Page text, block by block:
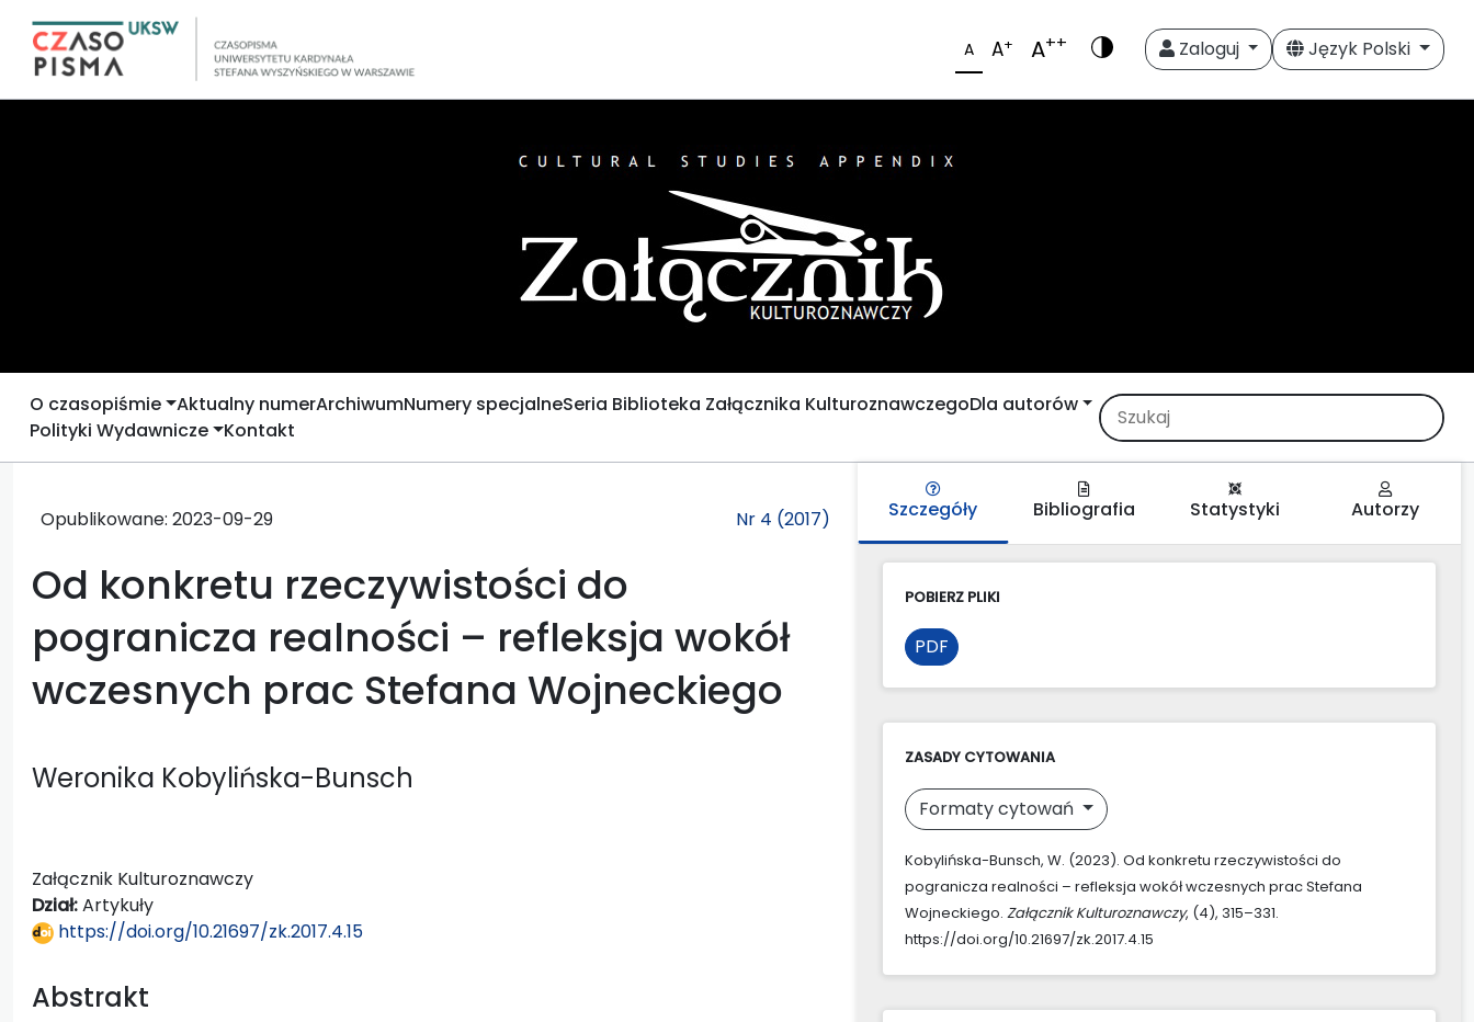
A A+ A++ Zaloguj Język Polski
O czasopiśmie Aktualny numerArchiwumNumery specjalneSeria Biblioteka Załącznika KulturoznawczegoDla autorów
Polityki Wydawnicze Kontakt
Opublikowane: 2023-09-29 Nr 4 (2017)
Od konkretu rzeczywistości do
pogranicza realności – refleksja wokół
wczesnych prac Stefana Wojneckiego
Weronika Kobylińska-Bunsch
Załącznik Kulturoznawczy
Dział:Artykuły
https://doi.org/10.21697/zk.2017.4.15
Abstrakt
Szczegóły Bibliografia Statystyki Autorzy
POBIERZ PLIKI
PDF
ZASADY CYTOWANIA
Formaty cytowań
Kobylińska-Bunsch, W. (2023). Od konkretu rzeczywistości do
pogranicza realności – refleksja wokół wczesnych prac Stefana
Wojneckiego. Załącznik Kulturoznawczy, (4), 315–331.
https://doi.org/10.21697/zk.2017.4.15